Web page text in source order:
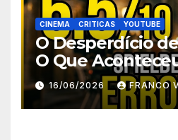
CINEMA CRITICAS YOUTUBE
O Desperdício
O Que
16/06/2026 FRANCO